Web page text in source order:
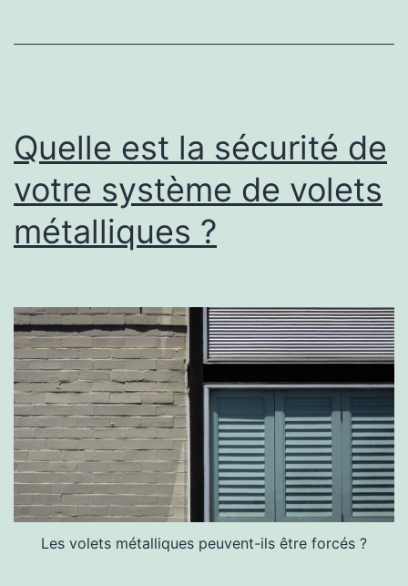
Link
Building
?
Quelle est la sécurité de
votre système de volets
métalliques ?
Les volets métalliques peuvent-ils être forcés ?